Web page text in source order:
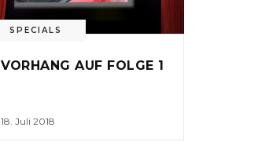
SPECIALS
VORHANG AUF FOLGE 1
18. Juli 2018